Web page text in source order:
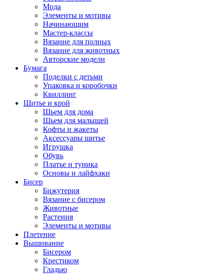
Мода
Элементы и мотивы
Начинающим
Мастер-классы
Вязание для полных
Вязание для животных
Авторские модели
Бумага
Поделки с детьми
Упаковка и коробочки
Квиллинг
Шитье и крой
Шьем для дома
Шьем для малышей
Кофты и жакеты
Аксессуары шитье
Игрушка
Обувь
Платье и туника
Основы и лайфхаки
Бисер
Бижутерия
Вязание с бисером
Животные
Растения
Элементы и мотивы
Плетение
Вышивание
Бисером
Крестиком
Гладью